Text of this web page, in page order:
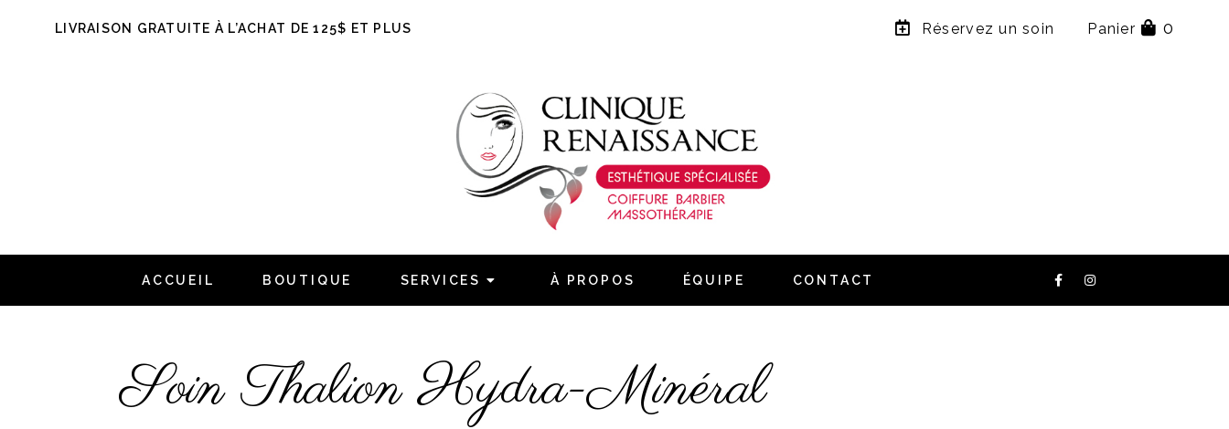
LIVRAISON GRATUITE À L’ACHAT DE 125$ ET PLUS Réservez un soin Panier 0
ACCUEIL BOUTIQUE SERVICES À PROPOS ÉQUIPE CONTACT
Soin Thalion Hydra-Minéral
×
Naviguez
Accueil
Services
À propos
Contact
Confidentialité